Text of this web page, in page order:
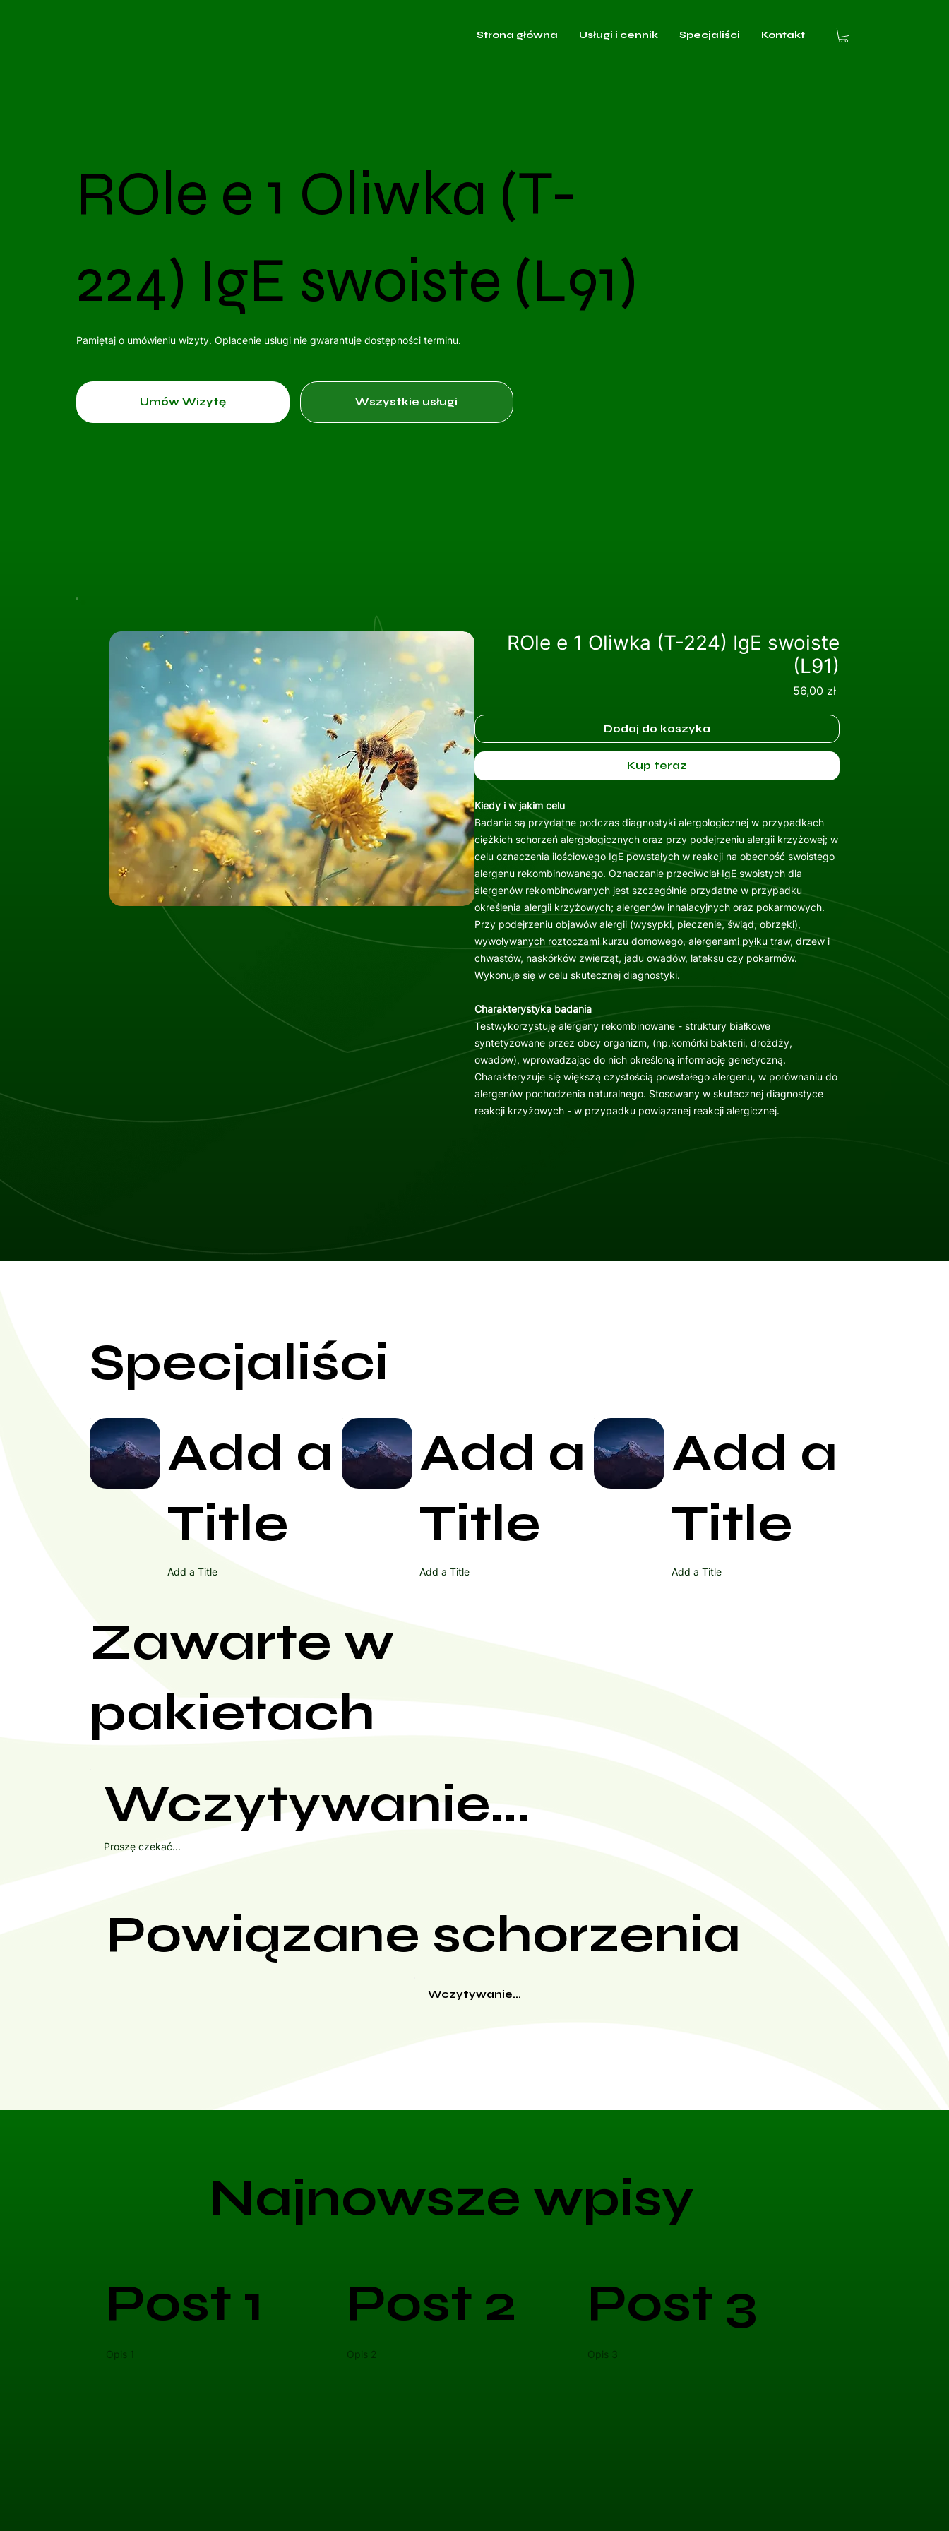
Strona główna Usługi i cennik Specjaliści Kontakt
ROle e 1 Oliwka (T-
224) IgE swoiste (L91)
Pamiętaj o umówieniu wizyty. Opłacenie usługi nie gwarantuje dostępności terminu.
Umów Wizytę Wszystkie usługi
ROle e 1 Oliwka (T-224) IgE swoiste
(L91)
56,00 złCena
Dodaj do koszyka
Kup teraz
Kiedy i w jakim celu
Badania są przydatne podczas diagnostyki alergologicznej w przypadkach
ciężkich schorzeń alergologicznych oraz przy podejrzeniu alergii krzyżowej; w
celu oznaczenia ilościowego IgE powstałych w reakcji na obecność swoistego
alergenu rekombinowanego. Oznaczanie przeciwciał IgE swoistych dla
alergenów rekombinowanych jest szczególnie przydatne w przypadku
określenia alergii krzyżowych; alergenów inhalacyjnych oraz pokarmowych.
Przy podejrzeniu objawów alergii (wysypki, pieczenie, świąd, obrzęki),
wywoływanych roztoczami kurzu domowego, alergenami pyłku traw, drzew i
chwastów, naskórków zwierząt, jadu owadów, lateksu czy pokarmów.
Wykonuje się w celu skutecznej diagnostyki.
Charakterystyka badania
Testwykorzystuję alergeny rekombinowane - struktury białkowe
syntetyzowane przez obcy organizm, (np.komórki bakterii, drożdży,
owadów), wprowadzając do nich określoną informację genetyczną.
Charakteryzuje się większą czystością powstałego alergenu, w porównaniu do
alergenów pochodzenia naturalnego. Stosowany w skutecznej diagnostyce
reakcji krzyżowych - w przypadku powiązanej reakcji alergicznej.
Specjaliści
Add a
Title
Add a Title
Add a
Title
Add a Title
Add a
Title
Add a Title
Zawarte w
pakietach
Wczytywanie...
Proszę czekać...
Powiązane schorzenia
Wczytywanie...
Najnowsze wpisy
Post 1
Opis 1
Post 2
Opis 2
Post 3
Opis 3